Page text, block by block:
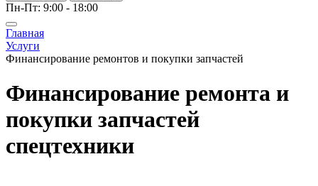
Пн-Пт: 9:00 - 18:00
Главная
Услуги
Финансирование ремонтов и покупки запчастей
Финансирование ремонта и
покупки запчастей
спецтехники